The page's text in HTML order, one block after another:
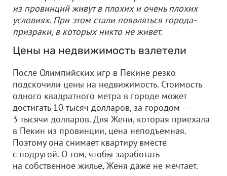
из провинций живут в плохих и очень плохих
условиях. При этом стали появляться города-
призраки, в которых никто не живет.
Цены на недвижимость взлетели
После Олимпийских игр в Пекине резко
подскочили цены на недвижимость. Стоимость
одного квадратного метра в городе может
достигать 10 тысяч долларов, за городом —
3 тысячи долларов. Для Жени, которая приехала
в Пекин из провинции, цена неподъемная.
Поэтому она снимает квартиру вместе
с подругой. О том, чтобы заработать
на собственное жилье, Женя даже не мечтает.